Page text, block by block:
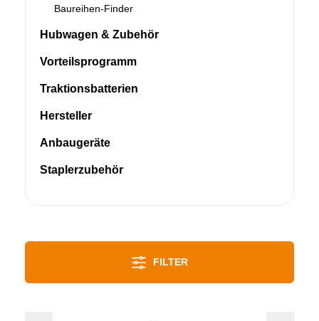
Baureihen-Finder
Hubwagen & Zubehör
Vorteilsprogramm
Traktionsbatterien
Hersteller
Anbaugeräte
Staplerzubehör
FILTER